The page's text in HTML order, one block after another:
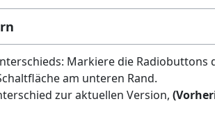
Markiere die
am unteren Rand.
zur aktuellen Version,